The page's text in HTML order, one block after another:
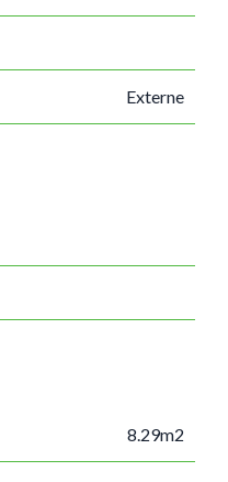
Externe
8.29m2